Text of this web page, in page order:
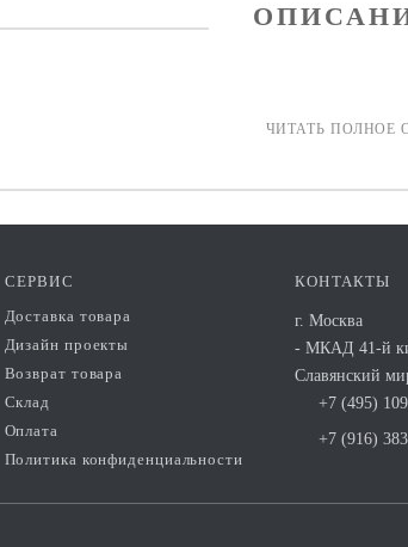
СЕРВИС
Доставка товара
Дизайн проекты
Возврат товара
Склад
Оплата
Политика конфиденциальности
КОНТАКТЫ
г. Москва
- МКАД 41-й
Славянский
+7 (495)
+7 (916)